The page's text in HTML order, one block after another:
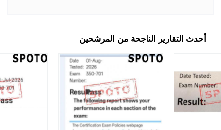
أحدث التقارير الناجحة من المرشحين